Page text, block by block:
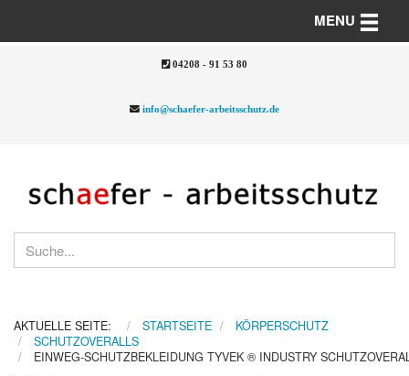
04208 - 91 53 80
info@schaefer-arbeitsschutz.de
MENU Toggle
AKTUELLE SEITE: STARTSEITE
KÖRPERSCHUTZ
SCHUTZOVERALLS
EINWEG-SCHUTZBEKLEIDUNG TYVEK ® INDUSTRY